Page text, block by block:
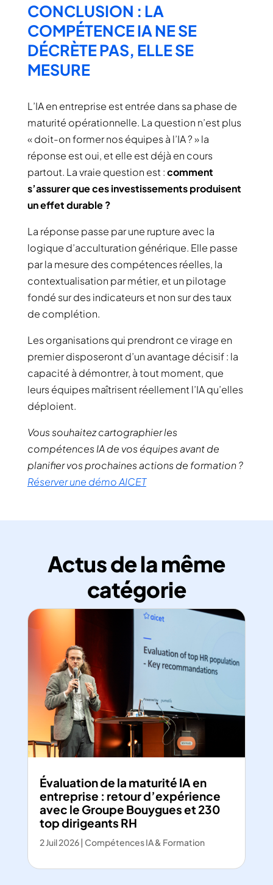
CONCLUSION : LA
COMPÉTENCE IA NE SE
DÉCRÈTE PAS, ELLE SE
MESURE
L’IA en entreprise est entrée dans sa phase de
maturité opérationnelle. La question n’est plus
« doit-on former nos équipes à l’IA ? » la
réponse est oui, et elle est déjà en cours
partout. La vraie question est :comment
s’assurer que ces investissements produisent
un effet durable ?
La réponse passe par une rupture avec la
logique d’acculturation générique. Elle passe
par la mesure des compétences réelles, la
contextualisation par métier, et un pilotage
fondé sur des indicateurs et non sur des taux
de complétion.
Les organisations qui prendront ce virage en
premier disposeront d’un avantage décisif : la
capacité à démontrer, à tout moment, que
leurs équipes maîtrisent réellement l’IA qu’elles
déploient.
Vous souhaitez cartographier les
compétences IA de vos équipes avant de
planifier vos prochaines actions de formation ?
Réserver une démo AICET
Actus de la même
catégorie
Évaluation de la maturité IA en
entreprise : retour d’expérience
avec le Groupe Bouygues et 230
top dirigeants RH
2 Juil 2026| Compétences IA & Formation